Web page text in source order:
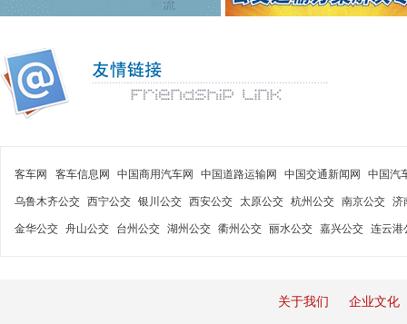
客车网 客车信息网 中国商用汽车网 中国道路运输网 中国交通新闻网 中国汽
乌鲁木齐公交 西宁公交 银川公交 西安公交 太原公交 杭州公交 南京公交 济
金华公交 舟山公交 台州公交 湖州公交 衢州公交 丽水公交 嘉兴公交 连云港
关于我们 企业文化